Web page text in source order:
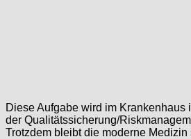
Diese Aufgabe wird im Krankenhaus
der Qualitätssicherung/
Trotzdem bleibt die moderne